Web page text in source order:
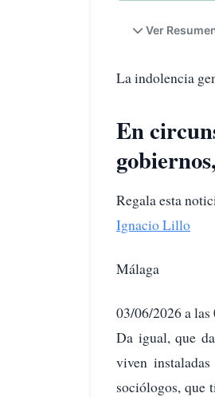
Ver
La indolencia
En
Regala esta
Ignacio Lillo
Málaga
03/06/2026 a las
Da igual, que
viven
sociólogos, que